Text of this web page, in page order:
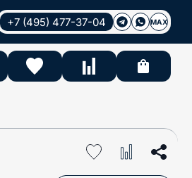
+7 (495) 477-37-04 MAX